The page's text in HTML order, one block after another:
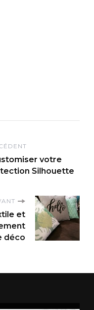
votre
Silhouette
et
déco